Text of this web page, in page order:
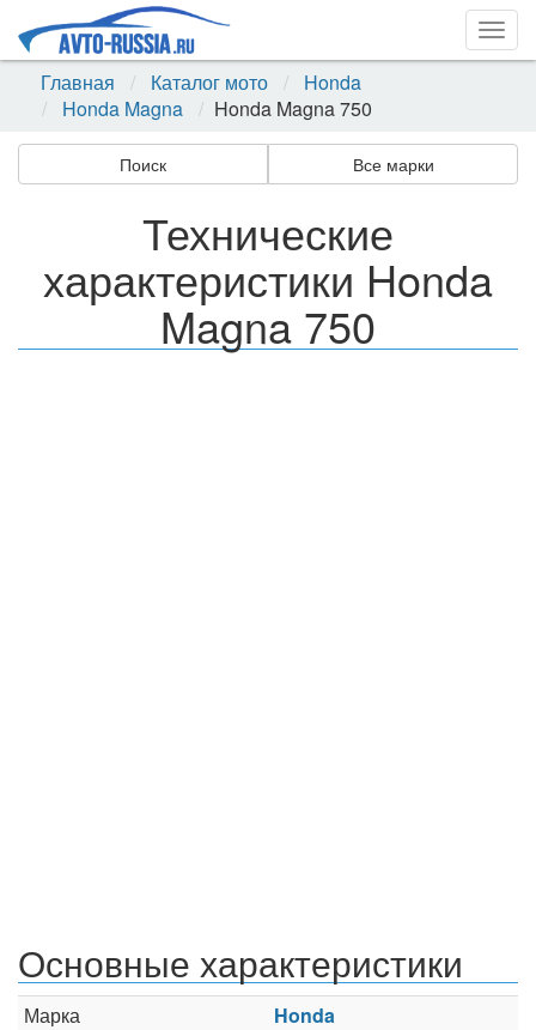
Главная
Каталог мото
Honda
Honda Magna
Honda Magna 750
Поиск Все марки
Технические
характеристики Honda
Magna 750
Основные характеристики
Марка
Honda